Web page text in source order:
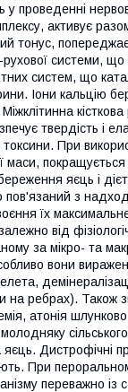
проведенні
активує
тонус,
системи, що
систем, що
Іони кальцію
твердість і
токсини. При
покращується
яєць і
пов'язаний з
їх
від
за мікро- та
вони
на ребрах).
атонія
Дистрофічні
При
переважно